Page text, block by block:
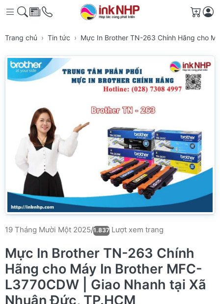
Giỏ
Trang chủ Tin tức Mực In Brother TN-263 Chính Hãng cho
19 Tháng Mười Một 2025/1.837 Lượt xem trang
Mực In Brother TN-263 Chính
Hãng cho Máy In Brother MFC-
L3770CDW | Giao Nhanh tại Xã
Nhuận Đức, TP.HCM